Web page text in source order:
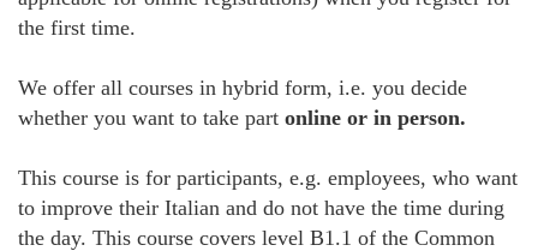
the first time.
We offer all courses in hybrid form, i.e. you decide
whether you want to take part online or in person.
This course is for participants, e.g. employees, who want
to improve their Italian and do not have the time during
the day. This course covers level B1.1 of the Common